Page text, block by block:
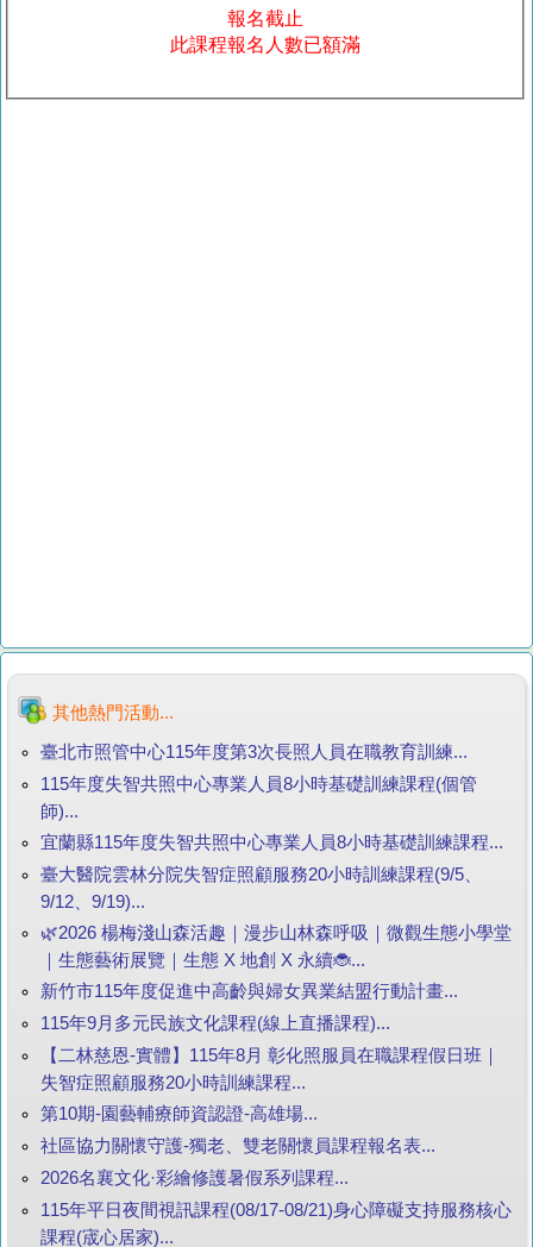
報名截止
此課程報名人數已額滿
其他熱門活動...
臺北市照管中心115年度第3次長照人員在職教育訓練...
115年度失智共照中心專業人員8小時基礎訓練課程(個管
師)...
宜蘭縣115年度失智共照中心專業人員8小時基礎訓練課程...
臺大醫院雲林分院失智症照顧服務20小時訓練課程(9/5、
9/12、9/19)...
🌿2026 楊梅淺山森活趣｜漫步山林森呼吸｜微觀生態小學堂
｜生態藝術展覽｜生態 X 地創 X 永續🐞...
新竹市115年度促進中高齡與婦女異業結盟行動計畫...
115年9月多元民族文化課程(線上直播課程)...
【二林慈恩-實體】115年8月 彰化照服員在職課程假日班｜
失智症照顧服務20小時訓練課程...
第10期-園藝輔療師資認證-高雄場...
社區協力關懷守護-獨老、雙老關懷員課程報名表...
2026名襄文化·彩繪修護暑假系列課程...
115年平日夜間視訊課程(08/17-08/21)身心障礙支持服務核心
課程(宬心居家)...